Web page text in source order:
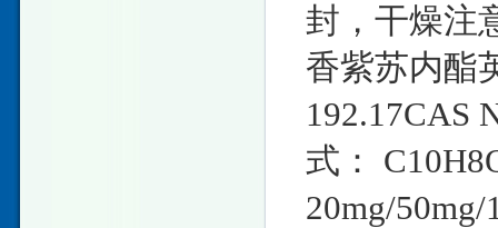
封，干燥注
香紫苏内酯
192.17CAS
式：
20mg/